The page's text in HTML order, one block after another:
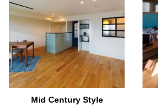
Mid Century Style